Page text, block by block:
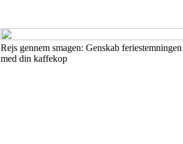
Rejs gennem smagen: Genskab feriestemningen
med din kaffekop